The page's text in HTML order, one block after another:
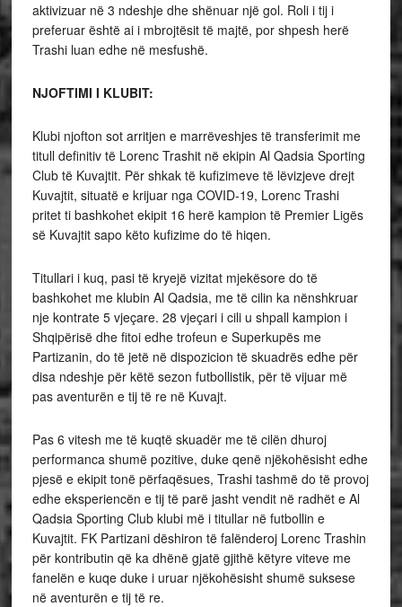
aktivizuar në 3 ndeshje dhe shënuar një gol. Roli i tij i
preferuar është ai i mbrojtësit të majtë, por shpesh herë
Trashi luan edhe në mesfushë.
NJOFTIMI I KLUBIT:
Klubi njofton sot arritjen e marrëveshjes të transferimit me
titull definitiv të Lorenc Trashit në ekipin Al Qadsia Sporting
Club të Kuvajtit. Për shkak të kufizimeve të lëvizjeve drejt
Kuvajtit, situatë e krijuar nga COVID-19, Lorenc Trashi
pritet ti bashkohet ekipit 16 herë kampion të Premier Ligës
së Kuvajtit sapo këto kufizime do të hiqen.
Titullari i kuq, pasi të kryejë vizitat mjekësore do të
bashkohet me klubin Al Qadsia, me të cilin ka nënshkruar
nje kontrate 5 vjeçare. 28 vjeçari i cili u shpall kampion i
Shqipërisë dhe fitoi edhe trofeun e Superkupës me
Partizanin, do të jetë në dispozicion të skuadrës edhe për
disa ndeshje për këtë sezon futbollistik, për të vijuar më
pas aventurën e tij të re në Kuvajt.
Pas 6 vitesh me të kuqtë skuadër me të cilën dhuroj
performanca shumë pozitive, duke qenë njëkohësisht edhe
pjesë e ekipit tonë përfaqësues, Trashi tashmë do të provoj
edhe eksperiencën e tij të parë jasht vendit në radhët e Al
Qadsia Sporting Club klubi më i titullar në futbollin e
Kuvajtit. FK Partizani dëshiron të falënderoj Lorenc Trashin
për kontributin që ka dhënë gjatë gjithë këtyre viteve me
fanelën e kuqe duke i uruar njëkohësisht shumë suksese
në aventurën e tij të re.